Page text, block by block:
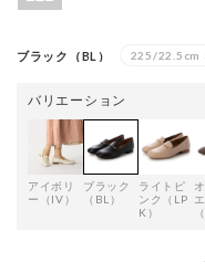
ブラック（BL） 225/22.5cm
バリエーション
アイボリ
ー（IV）
ブラック
（BL）
ライトピ
ンク（LP
K）